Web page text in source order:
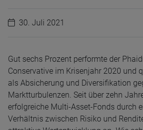
30. Juli 2021
Gut sechs Prozent performte der
Conservative im Krisenjahr 2020 und
als Absicherung und Diversifikation
Marktturbulenzen. Seit über zehn
erfolgreiche Multi-Asset-Fonds durch
Verhältnis zwischen Risiko und